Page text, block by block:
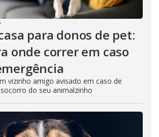
para donos de pet:
onde correr em caso
vizinho amigo avisado em caso de
do seu animalzinho